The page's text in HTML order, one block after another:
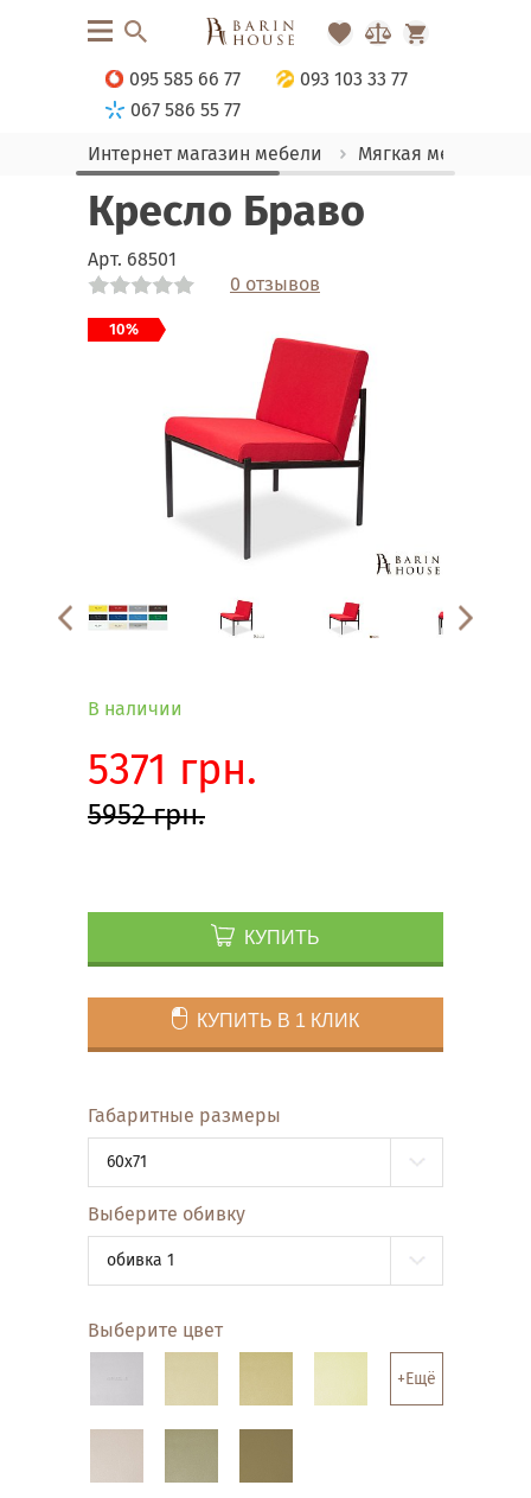
095 585 66 77
093 103 33 77
067 586 55 77
Интернет магазин мебели
Мягкая мебель
Кресло Браво
Арт. 68501
0 отзывов
10%
Link
Link
Link
Link
Link
Link
Link
Link
Link
Link
Link
Link
В наличии
5371 грн.
5952 грн.
КУПИТЬ
КУПИТЬ В 1 КЛИК
Габаритные размеры
60x71
Выберите обивку
обивка 1
Выберите цвет
+Ещё